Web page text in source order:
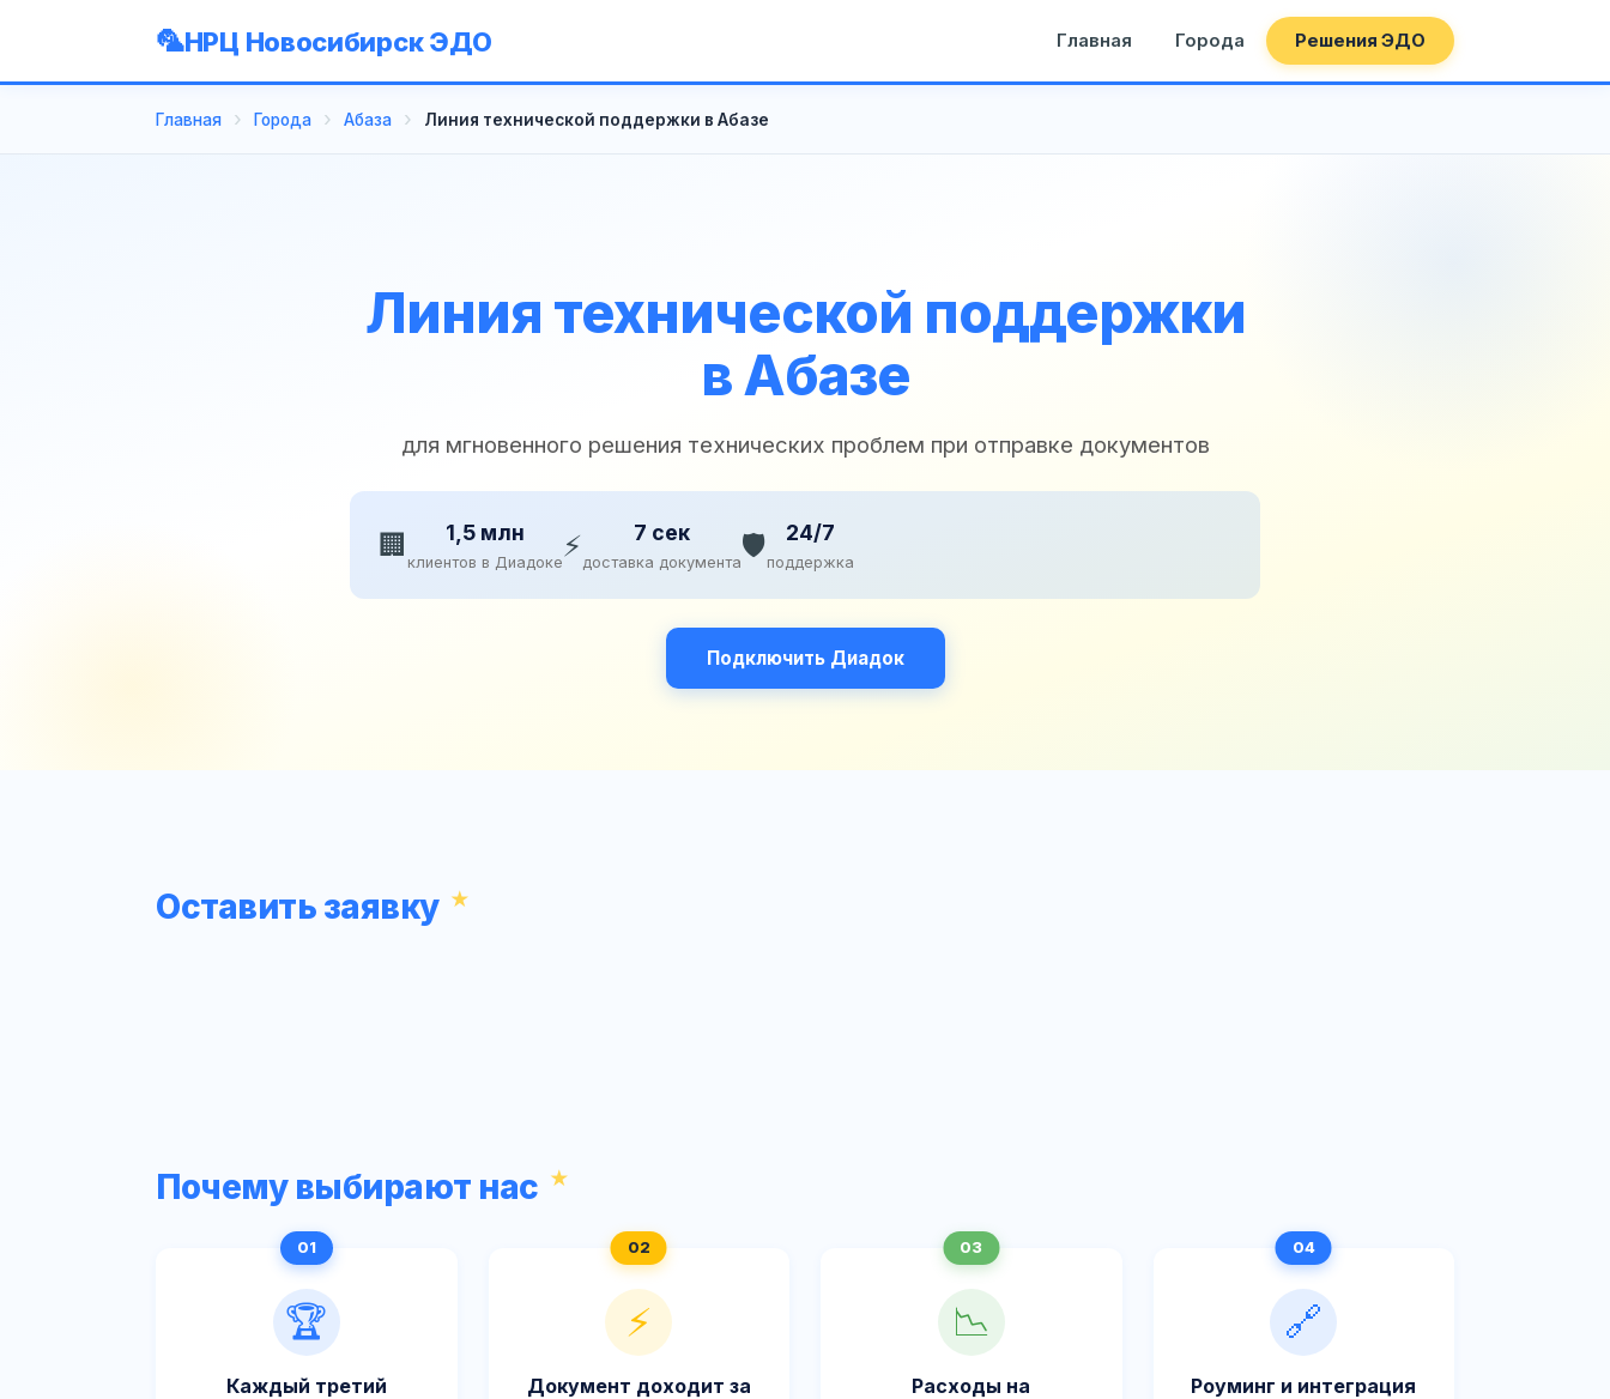
НРЦ Новосибирск ЭДО Главная Города Решения ЭДО
Главная Города Абаза Линия технической поддержки в Абазе
Линия технической поддержки
в Абазе
для мгновенного решения технических проблем при отправке документов
🏢 1,5 млн
клиентов в Диадоке ⚡ 7 сек
доставка документа🛡️ 24/7
поддержка
Подключить Диадок
Оставить заявку
Почему выбирают нас
🏆
Каждый третий
⚡
Документ доходит за
📉
Расходы на
🔗
Роуминг и интеграция